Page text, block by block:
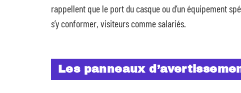
rappellent que le port du casque ou d’un équipement
s’y conformer, visiteurs comme salariés.
Les panneaux